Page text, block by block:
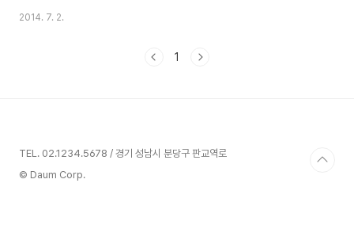
에 자연스럽게 그 학생이 다니는 학교가 어디인지, 어떤 종류의 학교인지 질문
를 듣고 있던 사람들의 반응이 무척 놀라웠다. 나중에 모임을 끝내고 나가면서
2014. 7. 2.
1
TEL. 02.1234.5678 / 경기 성남시 분당구 판교역로
© Daum Corp.